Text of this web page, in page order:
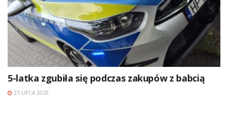
5-latka zgubiła się podczas zakupów z babcią
23 LIPCA 2026